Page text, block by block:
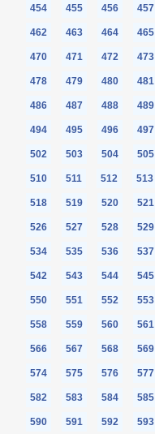
454 455 456 457
462 463 464 465
470 471 472 473
478 479 480 481
486 487 488 489
494 495 496 497
502 503 504 505
510 511 512 513
518 519 520 521
526 527 528 529
534 535 536 537
542 543 544 545
550 551 552 553
558 559 560 561
566 567 568 569
574 575 576 577
582 583 584 585
590 591 592 593